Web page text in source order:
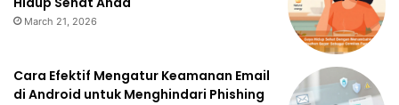
March 21, 2026
Cara Efektif Mengatur Keamanan Email
di Android untuk Menghindari Phishing